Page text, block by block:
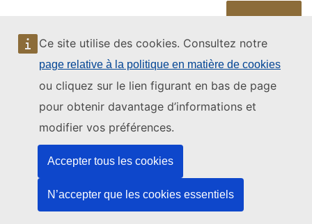
Ce site utilise des cookies. Consultez notre
page relative à la politique en matière de cookies
ou cliquez sur le lien figurant en bas de page
pour obtenir davantage d’informations et
modifier vos préférences.
Accepter tous les cookies
N’accepter que les cookies essentiels
Envoi
À propos de ce
Avis juridique
Droits d'auteur
Déclaration de
confidentialité
Cookies
Politiques de
l'institution
Protection des
données
Environnement
Intelligence
artificielle
Visiter la Cour
Aperçu des types
Projet
pédagogique
Visites touristiques